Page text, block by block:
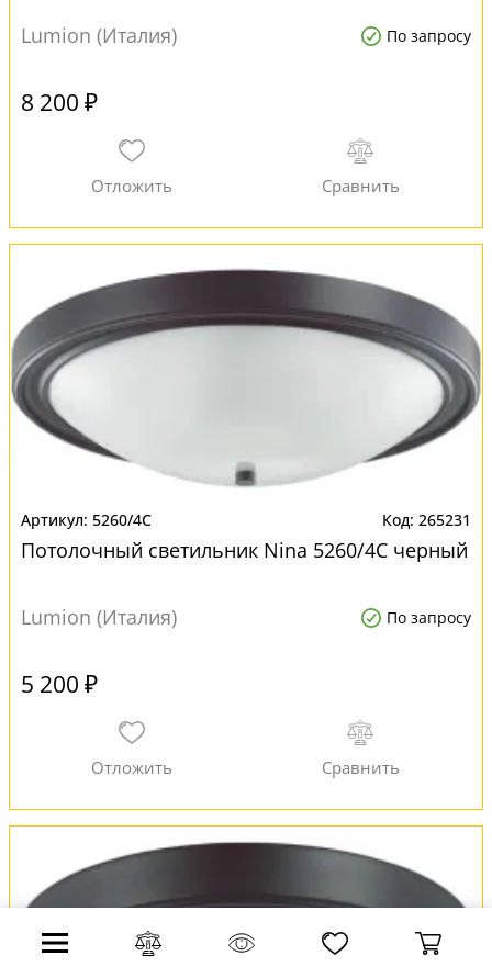
Lumion (Италия) По запросу
8 200 ₽
5260/4C 265231
Потолочный светильник Nina 5260/4C черный
Lumion (Италия) По запросу
5 200 ₽